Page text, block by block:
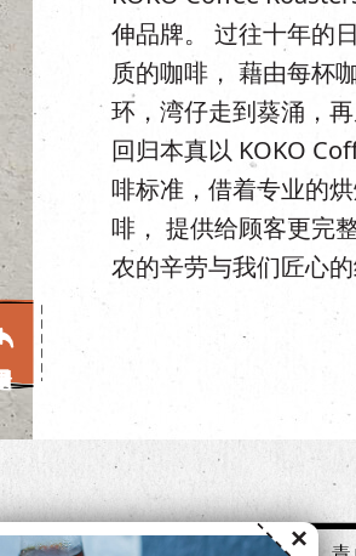
伸品牌。 过往十年的
质的咖啡， 藉由每杯
环，湾仔走到葵涌，
回归本真以 KOKO
啡标准，借着专业的
啡， 提供给顾客更完
农的辛劳与我们匠心的
×